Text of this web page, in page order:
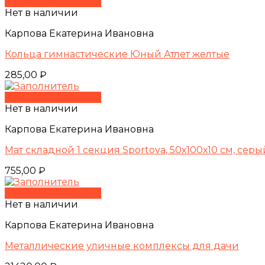
Нет в наличии
Карпова Екатерина Ивановна
Кольца гимнастические Юный Атлет желтые
285,00 ₽
Нет в наличии
Карпова Екатерина Ивановна
Мат складной 1 секция Sportova, 50х100х10 см,
755,00 ₽
Нет в наличии
Карпова Екатерина Ивановна
Металлические уличные комплексы для дачи